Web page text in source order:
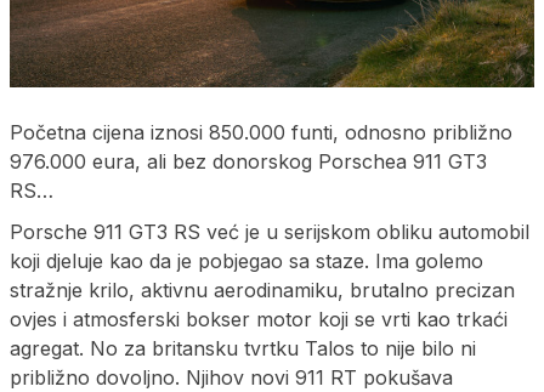
Početna cijena iznosi 850.000 funti, odnosno približno
976.000 eura, ali bez donorskog Porschea 911 GT3
RS…
Porsche 911 GT3 RS već je u serijskom obliku automobil
koji djeluje kao da je pobjegao sa staze. Ima golemo
stražnje krilo, aktivnu aerodinamiku, brutalno precizan
ovjes i atmosferski bokser motor koji se vrti kao trkaći
agregat. No za britansku tvrtku Talos to nije bilo ni
približno dovoljno. Njihov novi 911 RT pokušava